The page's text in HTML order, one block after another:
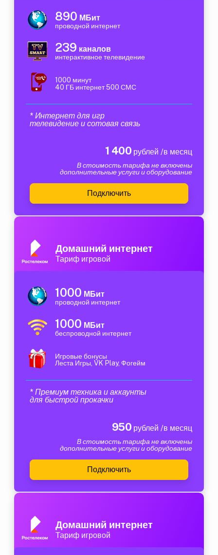
890 МБит
проводной интернет
239 каналов
интерактивное телевидение
1000 минут
40 ГБ интернет 500 СМС
* Интернет для игр
телевидение и сотовая связь
1 400 рублей /в месяц
В стоимость тарифа не включены
дополнительные услуги и оборудование
Подключить
Домашний интернет
Тариф игровой
1000 МБит
проводной интернет
1000 МБит
беспроводной интернет
Игровые бонусы
Леста Игры, VK Play, Фогейм
* Премиум техника и аккаунты
для быстрой прокачки
950 рублей /в месяц
В стоимость тарифа не включены
дополнительные услуги и оборудование
Подключить
Домашний интернет
Тариф игровой